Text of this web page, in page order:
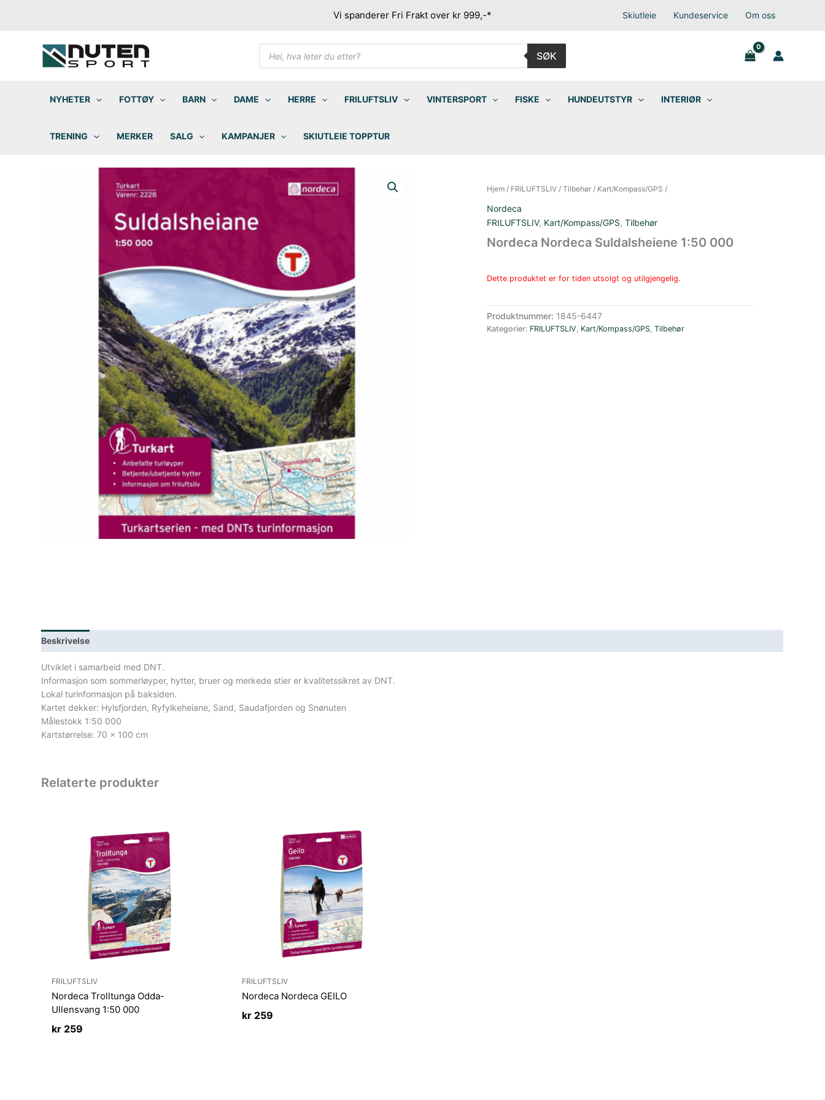
Vi spanderer Fri Frakt over kr 999,-* Skiutleie Kundeservice Om oss
Products
search
SØK
NYHETER FOTTØY BARN DAME HERRE FRILUFTSLIV VINTERSPORT FISKE HUNDEUTSTYR INTERIØR
TRENING MERKER SALG KAMPANJER SKIUTLEIE TOPPTUR
Hjem/ FRILUFTSLIV/ Tilbehør/ Kart/Kompass/GPS /
Nordeca
FRILUFTSLIV, Kart/Kompass/GPS, Tilbehør
Nordeca Nordeca Suldalsheiene 1:50 000
Dette produktet er for tiden utsolgt og utilgjengelig.
Produktnummer: 1845-6447
Kategorier: FRILUFTSLIV, Kart/Kompass/GPS, Tilbehør
Beskrivelse
Utviklet i samarbeid med DNT.
Informasjon som sommerløyper, hytter, bruer og merkede stier er kvalitetssikret av DNT.
Lokal turinformasjon på baksiden.
Kartet dekker: Hylsfjorden, Ryfylkeheiane, Sand, Saudafjorden og Snønuten
Målestokk 1:50 000
Kartstørrelse: 70 x 100 cm
Relaterte produkter
FRILUFTSLIV
Nordeca Trolltunga Odda-
Ullensvang 1:50 000
kr 259
FRILUFTSLIV
Nordeca Nordeca GEILO
kr259